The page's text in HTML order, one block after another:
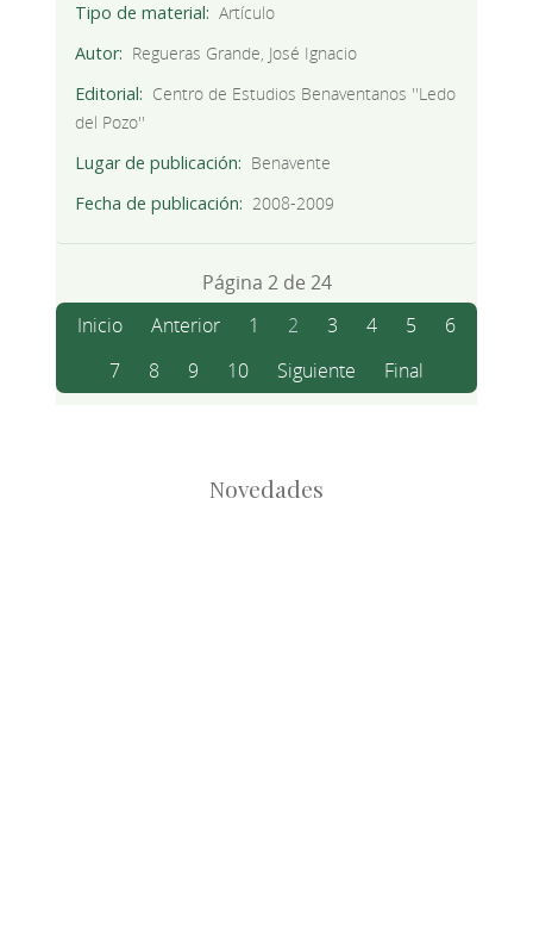
Tipo de material
Artículo
Autor
Regueras Grande, José Ignacio
Editorial
Centro de Estudios Benaventanos ''Ledo
del Pozo''
Lugar de publicación
Benavente
Fecha de publicación
2008-2009
Página 2 de 24
Inicio
Anterior 1 2 3 4 5
6
7
8 9 10 Siguiente Final
Novedades